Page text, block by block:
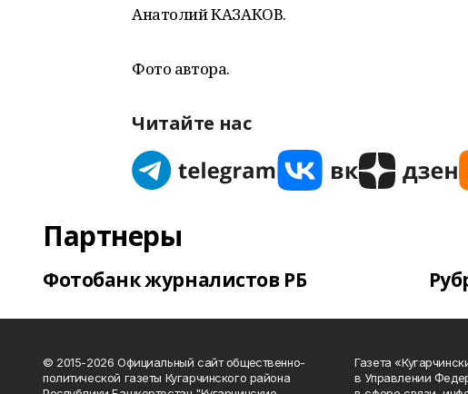
Анатолий КАЗАКОВ.
Фото автора.
Читайте нас
Партнеры
Фотобанк журналистов РБ
© 2015-2026 Официальный сайт общественно-
политической газеты Кугарчинского района
Газета
в Управлении